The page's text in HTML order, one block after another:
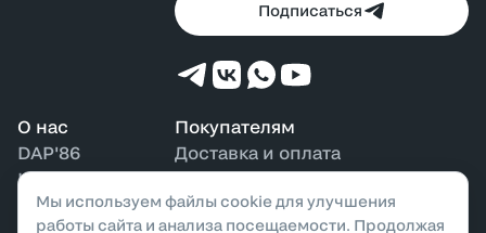
О нас
DAP'86
Контакты
Наши магазины
Покупателям
Доставка и оплата
Возврат и обмен
Бонусная программа
Подписаться
Мы используем файлы cookie для улучшения
работы сайта и анализа посещаемости. Продолжая